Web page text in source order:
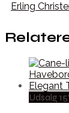
Erling
Udsalg